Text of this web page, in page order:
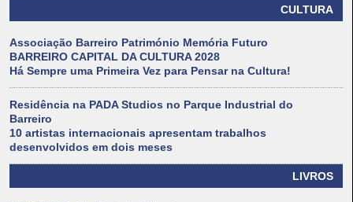
CULTURA
Associação Barreiro Património Memória Futuro
BARREIRO CAPITAL DA CULTURA 2028
Há Sempre uma Primeira Vez para Pensar na Cultura!
Residência na PADA Studios no Parque Industrial do
Barreiro
10 artistas internacionais apresentam trabalhos
desenvolvidos em dois meses
LIVROS